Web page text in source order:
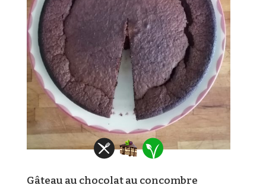
Gâteau au chocolat au concombre